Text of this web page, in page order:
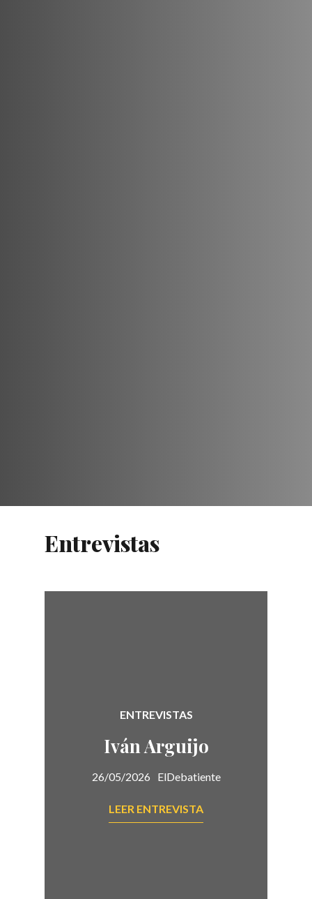
Entrevistas
ENTREVISTAS
Iván Arguijo
26/05/2026 ElDebatiente
LEER ENTREVISTA